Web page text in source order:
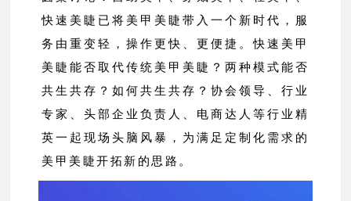
快速美睫已将美甲美睫带入一个新时代，服
务由重变轻，操作更快、更便捷。快速美甲
美睫能否取代传统美甲美睫？两种模式能否
共生共存？如何共生共存？协会领导、行业
专家、头部企业负责人、电商达人等行业精
英一起现场头脑风暴，为满足定制化需求的
美甲美睫开拓新的思路。